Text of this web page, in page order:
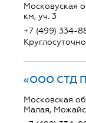
Московуская
км, уч. 3
+7 (499) 334-
Круглосуточно
«ООО СТД
Московская
Малая,